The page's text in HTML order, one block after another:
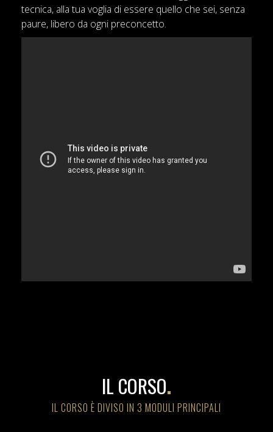
tecnica, alla tua voglia di essere quello che sei, senza
paure, libero da ogni preconcetto.
IL CORSO.
IL CORSO È DIVISO IN 3 MODULI PRINCIPALI